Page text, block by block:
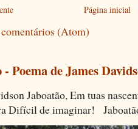
Página inicial
(Atom)
Poema de James
Jaboatão, Em tuas
Difícil de imaginar!